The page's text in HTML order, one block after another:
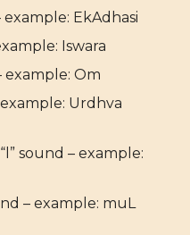
example: EkAdhasi
Iswara
example: Om
example: Urdhva
sound – example:
– example: muL